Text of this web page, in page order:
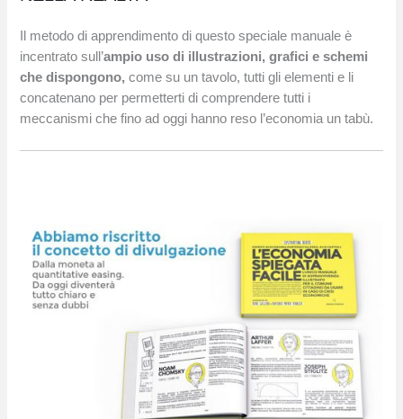
Il metodo di apprendimento di questo speciale manuale è
incentrato sull’ampio uso di illustrazioni, grafici e schemi
che dispongono, come su un tavolo, tutti gli elementi e li
concatenano per permetterti di comprendere tutti i
meccanismi che fino ad oggi hanno reso l’economia un tabù.